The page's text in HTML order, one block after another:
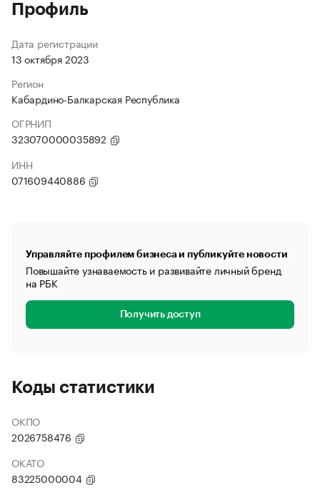
Профиль
Дата регистрации
13 октября 2023
Регион
Кабардино-Балкарская Республика
ОГРНИП
323070000035892
ИНН
071609440886
Управляйте профилем бизнеса и публикуйте новости
Повышайте узнаваемость и развивайте личный бренд
на РБК
Получить доступ
Коды статистики
ОКПО
2026758476
ОКАТО
83225000004